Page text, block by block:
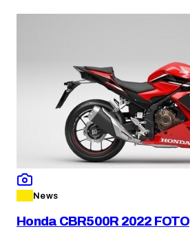
News
Honda CBR500R 2022 FOTO